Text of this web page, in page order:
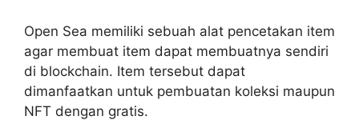
Open Sea memiliki sebuah alat pencetakan item
agar membuat item dapat membuatnya sendiri
di blockchain. Item tersebut dapat
dimanfaatkan untuk pembuatan koleksi maupun
NFT dengan gratis.